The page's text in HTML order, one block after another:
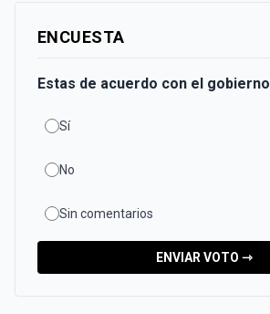
ENCUESTA
Estas de acuerdo con el
Sí
No
Sin comentarios
ENVIAR VOTO ⇾